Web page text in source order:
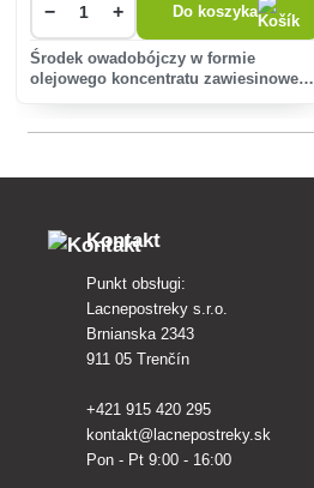
− + Do koszyka
Środek owadobójczy w formie
olejowego koncentratu zawiesinowego
Kontakt
Punkt obsługi:
Lacnepostreky s.r.o.
Brnianska 2343
911 05 Trenčín
+421 915 420 295
kontakt@lacnepostreky.sk
Pon - Pt 9:00 - 16:00